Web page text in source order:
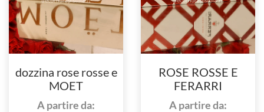
dozzina rose rosse e
MOET
A partire da:
ROSE ROSSE E
FERARRI
A partire da: